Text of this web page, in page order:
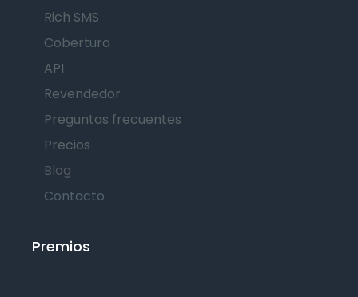
Rich SMS
Cobertura
API
Revendedor
Preguntas frecuentes
Precios
Blog
Contacto
Premios